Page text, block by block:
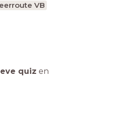
VB
quiz en